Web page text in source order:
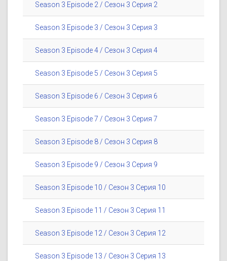
Season 3 Episode 2 / Сезон 3 Серия 2
Season 3 Episode 3 / Сезон 3 Серия 3
Season 3 Episode 4 / Сезон 3 Серия 4
Season 3 Episode 5 / Сезон 3 Серия 5
Season 3 Episode 6 / Сезон 3 Серия 6
Season 3 Episode 7 / Сезон 3 Серия 7
Season 3 Episode 8 / Сезон 3 Серия 8
Season 3 Episode 9 / Сезон 3 Серия 9
Season 3 Episode 10 / Сезон 3 Серия 10
Season 3 Episode 11 / Сезон 3 Серия 11
Season 3 Episode 12 / Сезон 3 Серия 12
Season 3 Episode 13 / Сезон 3 Серия 13